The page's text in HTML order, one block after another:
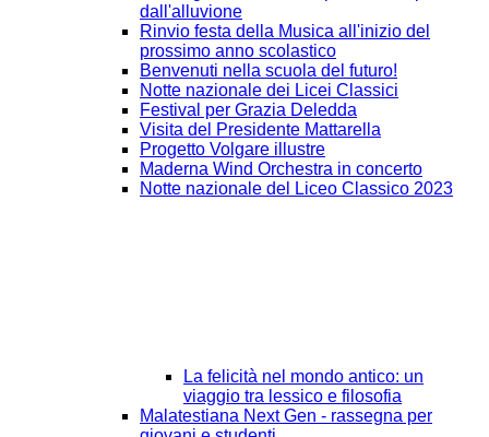
dall'alluvione
Rinvio festa della Musica all'inizio del
prossimo anno scolastico
Benvenuti nella scuola del futuro!
Notte nazionale dei Licei Classici
Festival per Grazia Deledda
Visita del Presidente Mattarella
Progetto Volgare illustre
Maderna Wind Orchestra in concerto
Notte nazionale del Liceo Classico 2023
La felicità nel mondo antico: un
viaggio tra lessico e filosofia
Malatestiana Next Gen - rassegna per